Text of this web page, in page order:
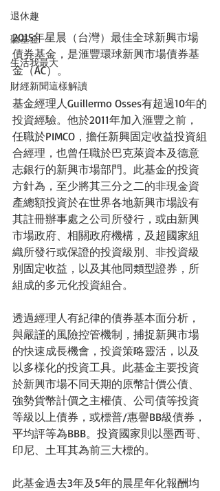
退休趣
聽基金
生活我最大
財經新聞這樣解讀
2015年星晨（台灣）最佳全球新興市場
債券基金，是滙豐環球新興市場債券基
金（AC）。
基金經理人Guillermo Osses有超過10年的
投資經驗。他於2011年加入滙豐之前，
任職於PIMCO，擔任新興固定收益投資組
合經理，也曾任職於巴克萊資本及德意
志銀行的新興市場部門。此基金的投資
方針為，至少將其三分之二的非現金資
產總額投資於在世界各地新興市場設有
其註冊辦事處之公司所發行，或由新興
市場政府、相關政府機構，及超國家組
織所發行或保證的投資級別、非投資級
別固定收益，以及其他同類型證券，所
組成的多元化投資組合。
透過經理人有紀律的債券基本面分析，
與嚴謹的風險控管機制，捕捉新興市場
的快速成長機會，投資策略靈活，以及
以多樣化的投資工具。此基金主要投資
於新興市場不同天期的原幣計價公債、
強勢貨幣計價之主權債、公司債等投資
等級以上債券，或標普/惠譽BB級債券，
平均評等為BBB。投資國家則以墨西哥、
印尼、土耳其為前三大標的。
此基金過去3年及5年的晨星年化報酬均